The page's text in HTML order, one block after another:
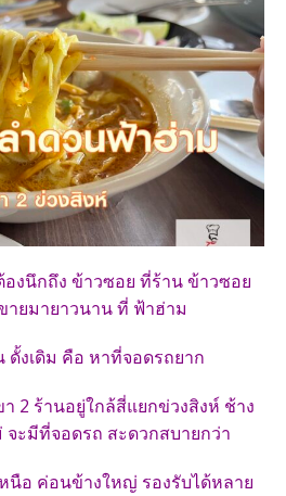
งนึกถึง ข้าวซอย ที่ร้าน ข้าวซอย
ายมายาวนาน ที่ ฟ้าฮ่าม
ดั้งเดิม คือ หาที่จอดรถยาก
2 ร้านอยู่ใกล้สี่แยกข่วงสิงห์ ช้าง
จะมีที่จอดรถ สะดวกสบายกว่า
นือ ค่อนข้างใหญ่ รองรับได้หลาย